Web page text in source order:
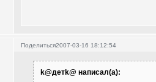
Поделиться2007-03-16 18:12:54
k@детk@ написал(а):